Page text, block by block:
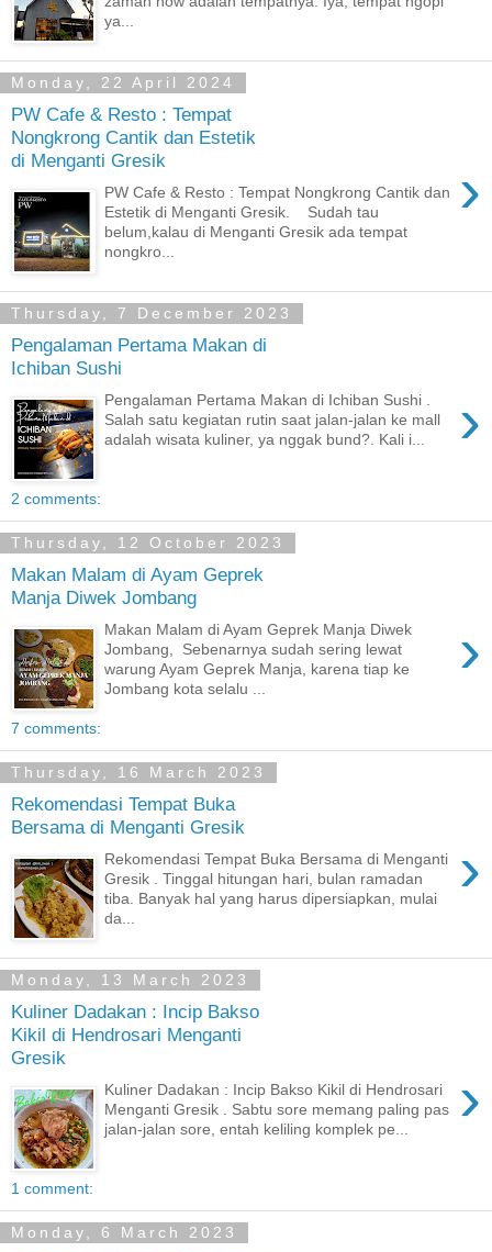
ya...
Monday, 22 April 2024
PW Cafe & Resto : Tempat
Nongkrong Cantik dan Estetik
di Menganti Gresik
›
PW Cafe & Resto : Tempat Nongkrong Cantik dan
Estetik di Menganti Gresik. Sudah tau
belum,kalau di Menganti Gresik ada tempat
nongkro...
Thursday, 7 December 2023
Pengalaman Pertama Makan di
Ichiban Sushi
›
Pengalaman Pertama Makan di Ichiban Sushi .
Salah satu kegiatan rutin saat jalan-jalan ke mall
adalah wisata kuliner, ya nggak bund?. Kali i...
2 comments:
Thursday, 12 October 2023
Makan Malam di Ayam Geprek
Manja Diwek Jombang
›
Makan Malam di Ayam Geprek Manja Diwek
Jombang, Sebenarnya sudah sering lewat
warung Ayam Geprek Manja, karena tiap ke
Jombang kota selalu ...
7 comments:
Thursday, 16 March 2023
Rekomendasi Tempat Buka
Bersama di Menganti Gresik
›
Rekomendasi Tempat Buka Bersama di Menganti
Gresik . Tinggal hitungan hari, bulan ramadan
tiba. Banyak hal yang harus dipersiapkan, mulai
da...
Monday, 13 March 2023
Kuliner Dadakan : Incip Bakso
Kikil di Hendrosari Menganti
Gresik
›
Kuliner Dadakan : Incip Bakso Kikil di Hendrosari
Menganti Gresik . Sabtu sore memang paling pas
jalan-jalan sore, entah keliling komplek pe...
1 comment:
Monday, 6 March 2023